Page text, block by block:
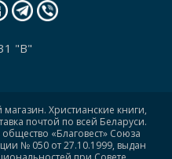
"В"
Христианские книги,
почтой по всей Беларуси.
«Благовест» Союза
№ 050 от 27.10.1999, выдан